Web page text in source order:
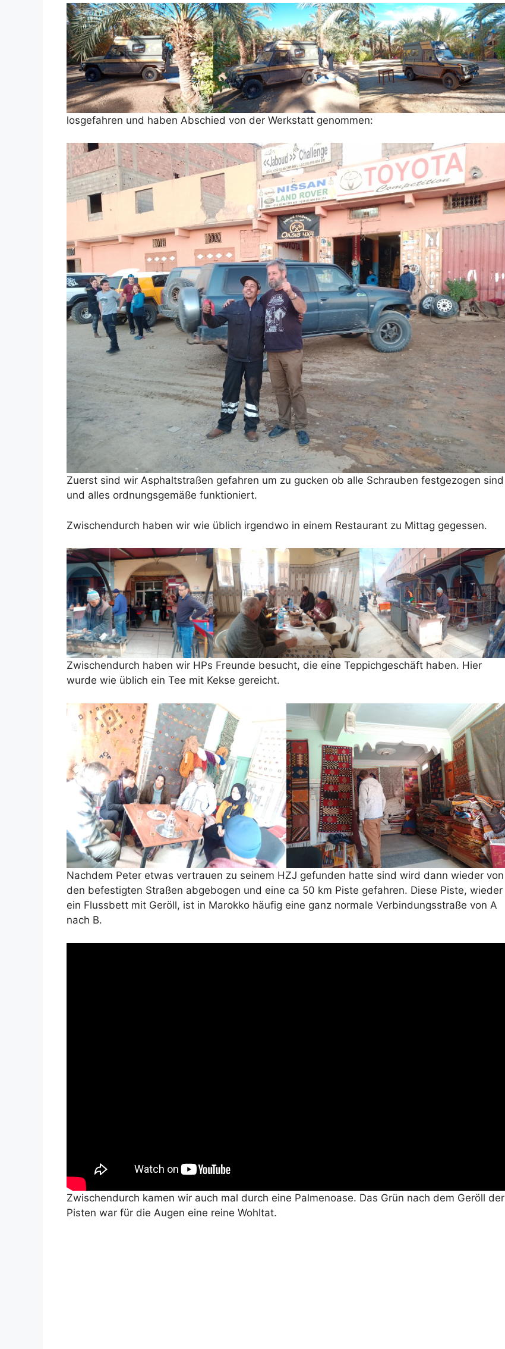
losgefahren und haben Abschied von der Werkstatt genommen:
Zuerst sind wir Asphaltstraßen gefahren um zu gucken ob alle Schrauben festgezogen sind
und alles ordnungsgemäße funktioniert.
Zwischendurch haben wir wie üblich irgendwo in einem Restaurant zu Mittag gegessen.
Zwischendurch haben wir HPs Freunde besucht, die eine Teppichgeschäft haben. Hier
wurde wie üblich ein Tee mit Kekse gereicht.
Nachdem Peter etwas vertrauen zu seinem HZJ gefunden hatte sind wird dann wieder von
den befestigten Straßen abgebogen und eine ca 50 km Piste gefahren. Diese Piste, wieder
ein Flussbett mit Geröll, ist in Marokko häufig eine ganz normale Verbindungsstraße von A
nach B.
Zwischendurch kamen wir auch mal durch eine Palmenoase. Das Grün nach dem Geröll der
Pisten war für die Augen eine reine Wohltat.